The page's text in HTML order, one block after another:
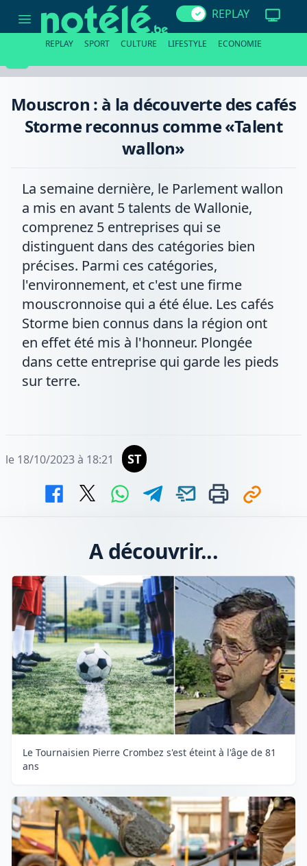
cafés
comme
wallon»
REPLAY
REPLAY SPORT CULTURE LIFESTYLE ECONOMIE
Mouscron : à la découverte des cafés
Storme reconnus comme «Talent
wallon»
La semaine dernière, le Parlement wallon
a mis en avant 5 talents de Wallonie,
comprenez 5 entreprises qui se
distinguent dans des catégories bien
précises. Parmi ces catégories,
l'environnement, et c'est une firme
mouscronnoise qui a été élue. Les cafés
Storme bien connus dans la région ont
en effet été mis à l'honneur. Plongée
dans cette entreprise qui garde les pieds
sur terre.
le 18/10/2023 à 18:21 ST
A découvrir...
Le Tournaisien Pierre Crombez s'est éteint à l'âge de 81
ans